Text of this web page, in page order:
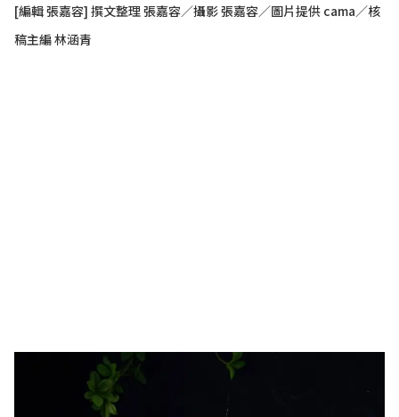
[編輯 張嘉容] 撰文整理 張嘉容／攝影 張嘉容／圖片提供 cama／核
稿主編 林涵青